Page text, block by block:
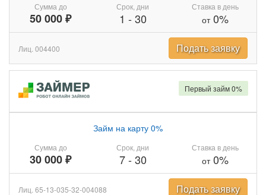
Сумма до
50 000 ₽
Срок, дни
1 - 30
Ставка в день
от0%
Лиц. 004400 Подать заявку
Сумма до
30 000 ₽
Займ на карту 0%
Срок, дни
7- 30
Ставка в день
от0%
Первый займ 0%
Лиц. 65-13-035-32-004088 Подать заявку